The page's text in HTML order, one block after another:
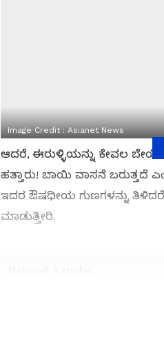
Image Credit :Asianet News
ಆದರೆ, ಈರುಳ್ಳಿಯನ್ನು ಕೇವಲ
ಹತ್ತಾರು! ಬಾಯಿ ವಾಸನೆ ಬರುತ್ತದೆ
ಇದರ ಔಷಧೀಯ ಗುಣಗಳನ್ನು
ಮಾಡುತ್ತೀರಿ.